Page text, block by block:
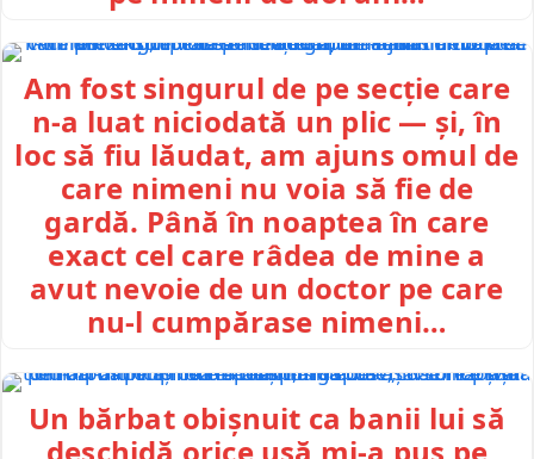
Am fost singurul de pe secție care
n-a luat niciodată un plic — și, în
loc să fiu lăudat, am ajuns omul de
care nimeni nu voia să fie de
gardă. Până în noaptea în care
exact cel care râdea de mine a
avut nevoie de un doctor pe care
nu-l cumpărase nimeni…
Un bărbat obișnuit ca banii lui să
deschidă orice ușă mi-a pus pe